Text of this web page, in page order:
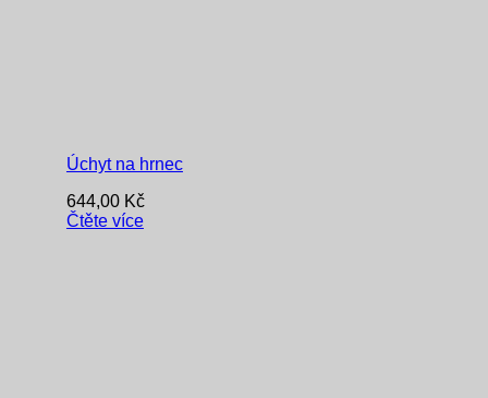
Úchyt na hrnec
644,00 Kč
Čtěte více